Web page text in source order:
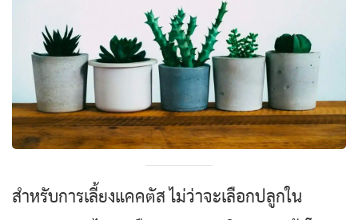
สำหรับการเลี้ยงแคคตัส ไม่ว่าจะเลือกปลูกใน